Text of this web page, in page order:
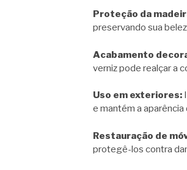
Proteção da
preservando sua
Acabamento
verniz pode realçar a
Uso em exteriores:
e mantém a aparência
Restauração de
protegê-los contra